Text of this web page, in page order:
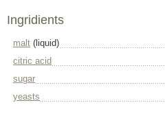
Ingridients
malt (liquid)
citric acid
sugar
yeasts